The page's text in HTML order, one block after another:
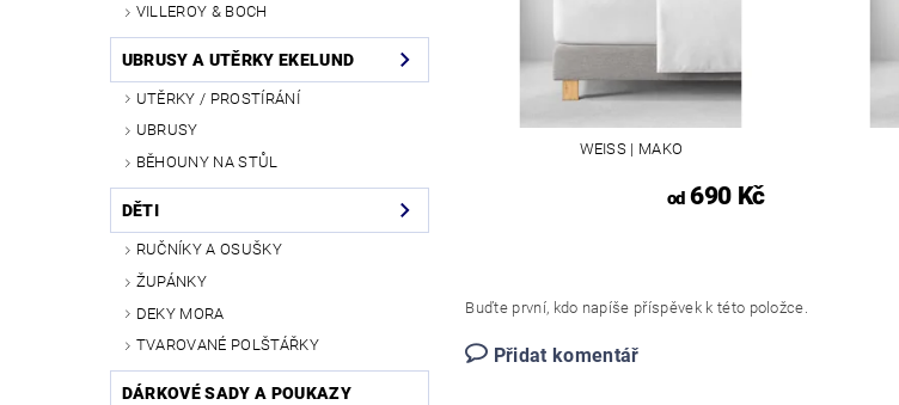
VILLEROY & BOCH
UBRUSY A UTĚRKY EKELUND
UTĚRKY / PROSTÍRÁNÍ
UBRUSY
BĚHOUNY NA STŮL
DĚTI
RUČNÍKY A OSUŠKY
ŽUPÁNKY
DEKY MORA
TVAROVANÉ POLŠTÁŘKY
DÁRKOVÉ SADY A POUKAZY
WEISS | MAKO
od690 Kč
Buďte první, kdo napíše příspěvek k této položce.
Přidat komentář